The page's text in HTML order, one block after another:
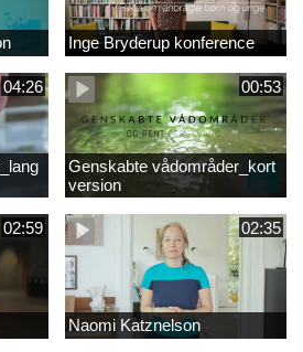
Inge Bryderup konference
04:26 00:53
Genskabte vådområder_kort
version
02:59 02:35
Naomi Katznelson